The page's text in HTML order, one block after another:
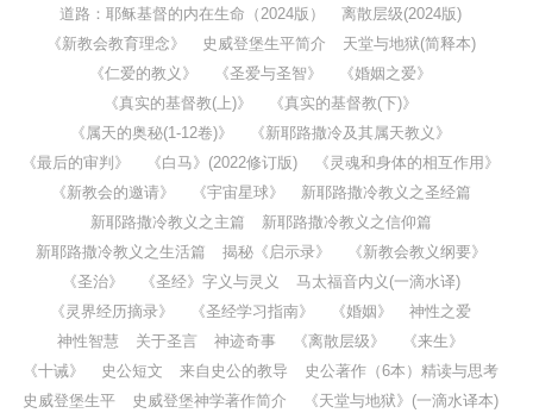
道路：耶稣基督的内在生命（2024版）
离散层级(2024版)
《新教会教育理念》
史威登堡生平简介
天堂与地狱(简释本)
《仁爱的教义》
《圣爱与圣智》
《婚姻之爱》
《真实的基督教(上)》
《真实的基督教(下)》
《属天的奥秘(1-12卷)》
《新耶路撒冷及其属天教义》
《最后的审判》
《白马》(2022修订版)
《灵魂和身体的相互作用》
《新教会的邀请》
《宇宙星球》
新耶路撒冷教义之圣经篇
新耶路撒冷教义之主篇
新耶路撒冷教义之信仰篇
新耶路撒冷教义之生活篇
揭秘《启示录》
《新教会教义纲要》
《圣治》
《圣经》字义与灵义
马太福音内义(一滴水译)
《灵界经历摘录》
《圣经学习指南》 《婚姻》
神性之爱
神性智慧
关于圣言 神迹奇事 《离散层级》
《来生》
《十诫》
史公短文 来自史公的教导
史公著作（6本）精读与思考
史威登堡生平
史威登堡神学著作简介 《天堂与地狱》(一滴水译本)